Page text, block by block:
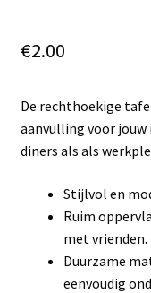
€2.00
De rechthoekige
aanvulling voor
diners als als
Stijlvol en
Ruim
met vrienden.
Duurzame
eenvoudig